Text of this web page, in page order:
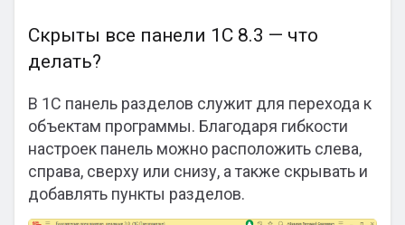
Скрыты все панели 1С 8.3 — что
делать?
В 1С панель разделов служит для перехода к
объектам программы. Благодаря гибкости
настроек панель можно расположить слева,
справа, сверху или снизу, а также скрывать и
добавлять пункты разделов.